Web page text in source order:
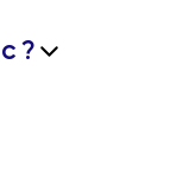
?